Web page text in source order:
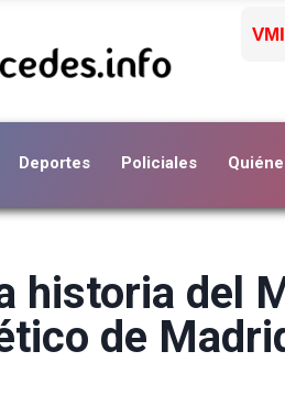
Deportes Policiales
historia del
de